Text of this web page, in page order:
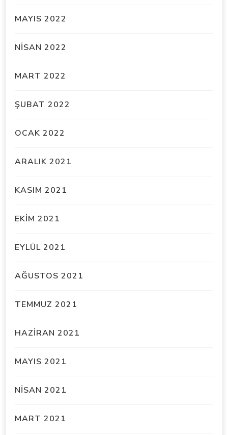
MAYIS 2022
NISAN 2022
MART 2022
ŞUBAT 2022
OCAK 2022
ARALIK 2021
KASIM 2021
EKIM 2021
EYLÜL 2021
AĞUSTOS 2021
TEMMUZ 2021
HAZIRAN 2021
MAYIS 2021
NISAN 2021
MART 2021